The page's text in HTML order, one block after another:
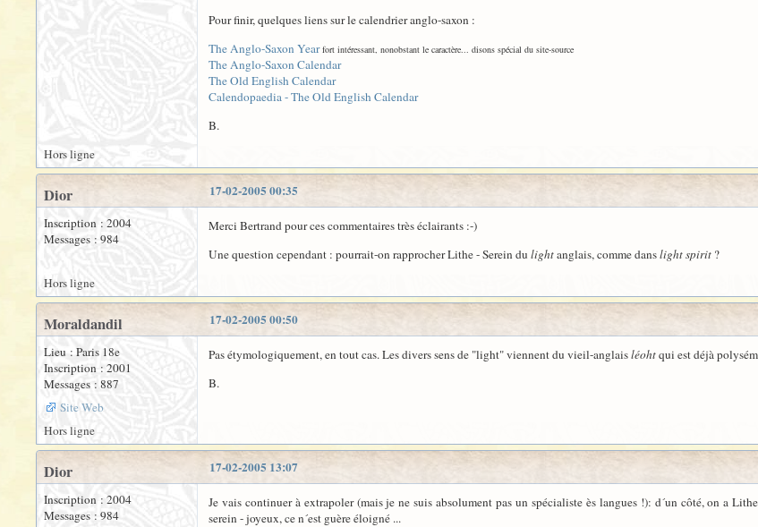
Pour finir, quelques liens sur le calendrier anglo-saxon :
The Anglo-Saxon Year fort intéressant, nonobstant le caractère... disons spécial du site-source
The Anglo-Saxon Calendar
The Old English Calendar
Calendopaedia - The Old English Calendar
B.
Hors ligne
17-02-2005 00:35
Dior
Inscription : 2004
Messages : 984
Merci Bertrand pour ces commentaires très éclairants :-)
Une question cependant : pourrait-on rapprocher Lithe - Serein du lightanglais, comme danslight spirit ?
Hors ligne
17-02-2005 00:50
Moraldandil
Lieu : Paris 18e
Inscription : 2001
Messages : 887
Site Web
Pas étymologiquement, en tout cas. Les divers sens de "light" viennent du vieil-anglaisléohtqui est déjà
B.
Hors ligne
17-02-2005 13:07
Dior
Inscription : 2004
Messages : 984
Je vais continuer à extrapoler (mais je ne suis absolument pas un spécialiste ès langues !): d´un côté, on a
serein - joyeux, ce n´est guère éloigné ...